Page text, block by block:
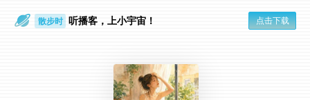
散步时 听播客，上小宇宙！ 点击下载